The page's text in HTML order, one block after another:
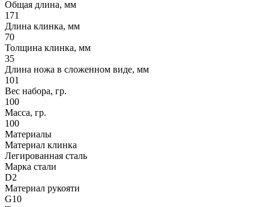
Общая длина, мм
171
Длина клинка, мм
70
Толщина клинка, мм
35
Длина ножа в сложенном виде, мм
101
Вес набора, гр.
100
Масса, гр.
100
Материалы
Материал клинка
Легированная сталь
Марка стали
D2
Материал рукояти
G10